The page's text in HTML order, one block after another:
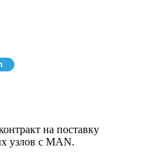
на поставку
узлов с MAN.